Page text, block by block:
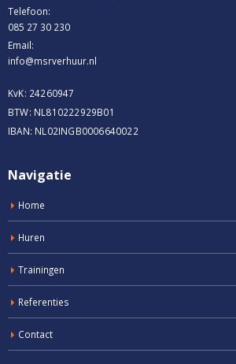
Telefoon:
085 27 30 230
Email:
info@msrverhuur.nl
KvK: 24260947
BTW: NL810222929B01
IBAN: NL02INGB0006640022
Navigatie
Home
Huren
Trainingen
Referenties
Contact